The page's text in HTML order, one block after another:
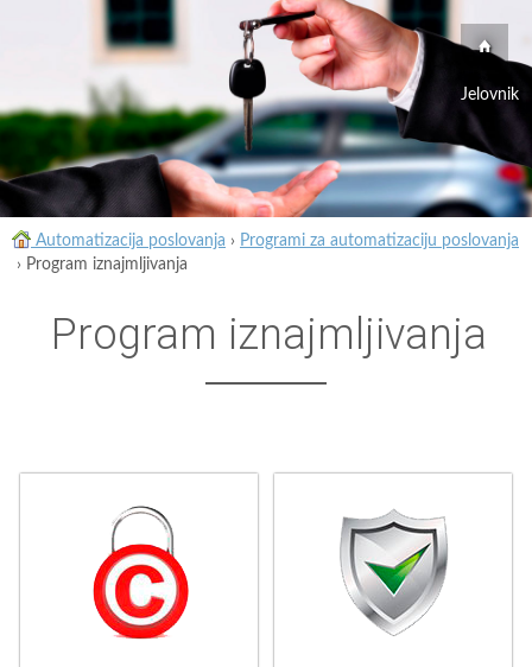
Jelovnik
Automatizacija poslovanja › Programi za automatizaciju poslovanja
› Program iznajmljivanja
Program iznajmljivanja